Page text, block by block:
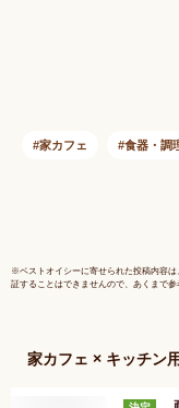
家カフェ 食器・調
※ベストオイシーに寄せられた投稿内容
証することはできませんので、あくまで参
家カフェ × キッチン